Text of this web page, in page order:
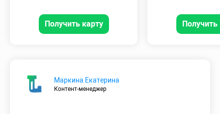
Получить карту Получить
Маркина Екатерина
Контент-менеджер